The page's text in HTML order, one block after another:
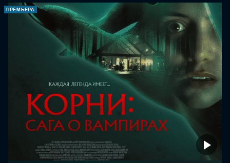
ПРЕМЬЕРА